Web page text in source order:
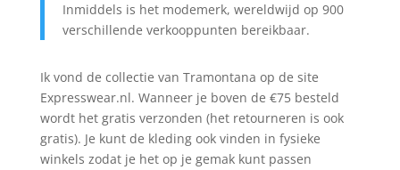
Inmiddels is het modemerk, wereldwijd op 900
verschillende verkooppunten bereikbaar.
Ik vond de collectie van Tramontana op de site
Expresswear.nl. Wanneer je boven de €75 besteld
wordt het gratis verzonden (het retourneren is ook
gratis). Je kunt de kleding ook vinden in fysieke
winkels zodat je het op je gemak kunt passen